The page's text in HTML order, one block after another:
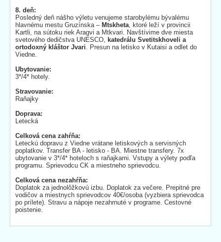
8. deň:
Posledný deň nášho výletu venujeme starobylému bývalému
hlavnému mestu Gruzínska – Mtskheta, ktoré leží v provincii
Kartli, na sútoku riek Aragvi a Mtkvari. Navštívime dve miesta
svetového dedičstva UNESCO, katedrálu Svetitskhoveli a
ortodoxný kláštor Jvari. Presun na letisko v Kutaisi a odlet do
Viedne.
Ubytovanie:
3*/4* hotely.
Stravovanie:
Raňajky
Doprava:
Letecká
Celková cena zahŕňa:
Leteckú dopravu z Viedne vrátane letiskových a servisných
poplatkov. Transfer BA - letisko - BA. Miestne transfery. 7x
ubytovanie v 3*/4* hoteloch s raňajkami. Vstupy a výlety podľa
programu. Sprievodcu CK a miestneho sprievodcu.
Celková cena nezahŕňa:
Doplatok za jednolôžkovú izbu. Doplatok za večere. Prepitné pre
vodičov a miestnych sprievodcov 40€/osoba (vyzbiera sprievodca
po prílete). Stravu a nápoje nezahrnuté v programe. Cestovné
poistenie.